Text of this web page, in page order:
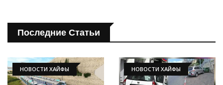
Последние Статьи
НОВОСТИ ХАЙФЫ НОВОСТИ ХАЙФЫ